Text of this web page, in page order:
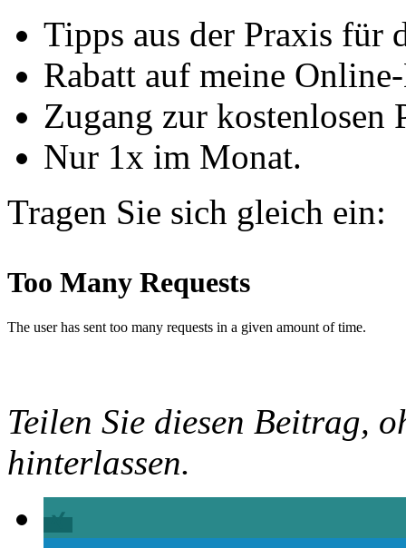
Tipps aus der Praxis für
Rabatt auf meine
Zugang zur kostenlosen
Nur 1x im Monat.
Tragen Sie sich gleich ein:
Teilen Sie diesen Beitrag,
hinterlassen.